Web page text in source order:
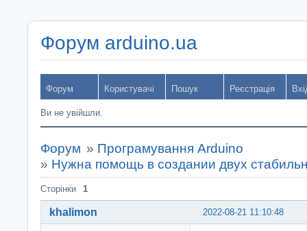
Форум arduino.ua
Форум Користувачі Пошук Реєстрація
Ви не увійшли.
Форум » Програмування Arduino
» Нужна помощь в создании двух
Сторінки 1
2022-08-21 11:10:48
khalimon